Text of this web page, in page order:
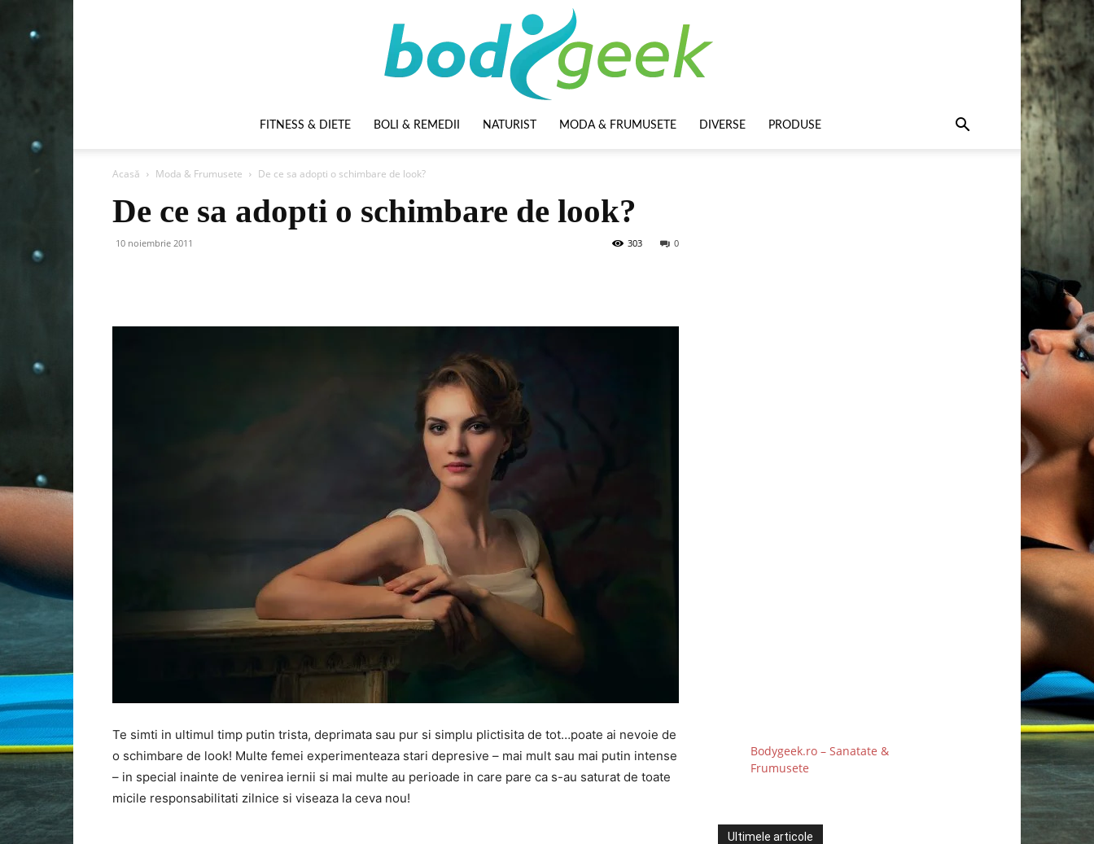
FITNESS & DIETE BOLI & REMEDII NATURIST MODA & FRUMUSETE DIVERSE PRODUSE
Acasă Moda & Frumusete De ce sa adopti o schimbare de look?
De ce sa adopti o schimbare de look?
10 noiembrie 2011 0
303
Te simti in ultimul timp putin trista, deprimata sau pur si simplu plictisita de tot…poate ai nevoie de
o schimbare de look! Multe femei experimenteaza stari depresive – mai mult sau mai putin intense
– in special inainte de venirea iernii si mai multe au perioade in care pare ca s-au saturat de toate
micile responsabilitati zilnice si viseaza la ceva nou!
Bodygeek.ro – Sanatate &
Frumusete
Ultimele articole